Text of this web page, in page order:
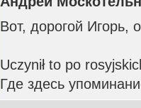
Вот, дорогой Игорь,
Uczynił to po
Где здесь